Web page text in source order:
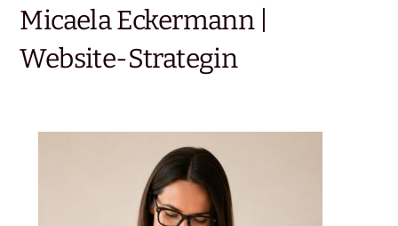
Micaela Eckermann |
Website-Strategin